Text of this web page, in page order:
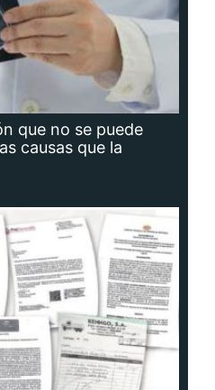
que no se puede
causas que la